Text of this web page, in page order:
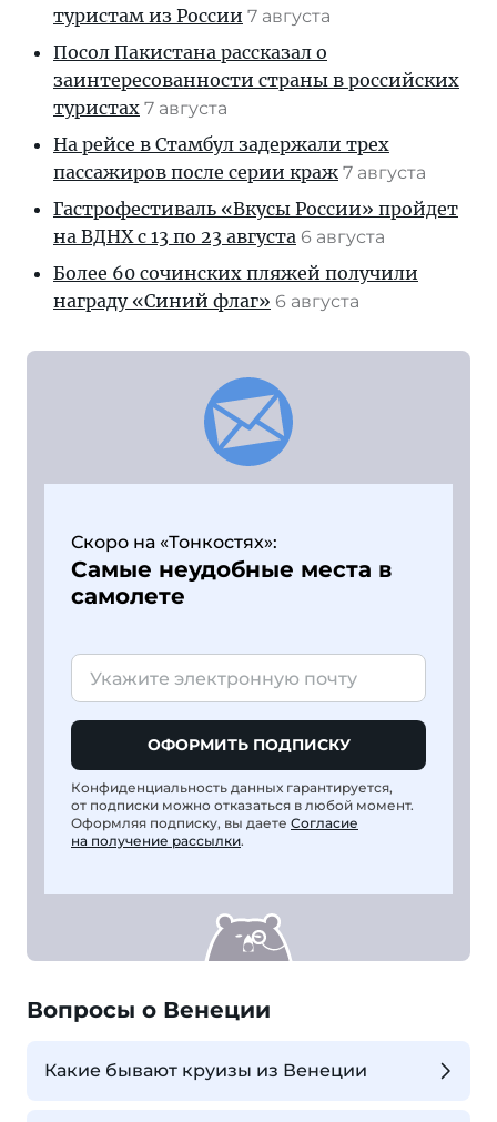
туристам из России 7 августа
Посол Пакистана рассказал о
заинтересованности страны в российских
туристах 7 августа
На рейсе в Стамбул задержали трех
пассажиров после серии краж 7 августа
Гастрофестиваль «Вкусы России» пройдет
на ВДНХ с 13 по 23 августа 6 августа
Более 60 сочинских пляжей получили
награду «Синий флаг» 6 августа
Скоро на «Тонкостях»:
Самые неудобные места в
самолете
ОФОРМИТЬ ПОДПИСКУ
Конфиденциальность данных гарантируется,
от подписки можно отказаться в любой момент.
Оформляя подписку, вы даете Согласие
на получение рассылки.
Вопросы о Венеции
Какие бывают круизы из Венеции